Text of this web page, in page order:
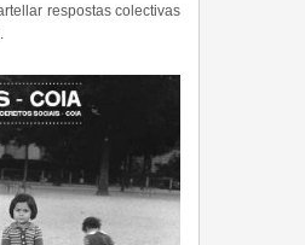
respostas colectivas